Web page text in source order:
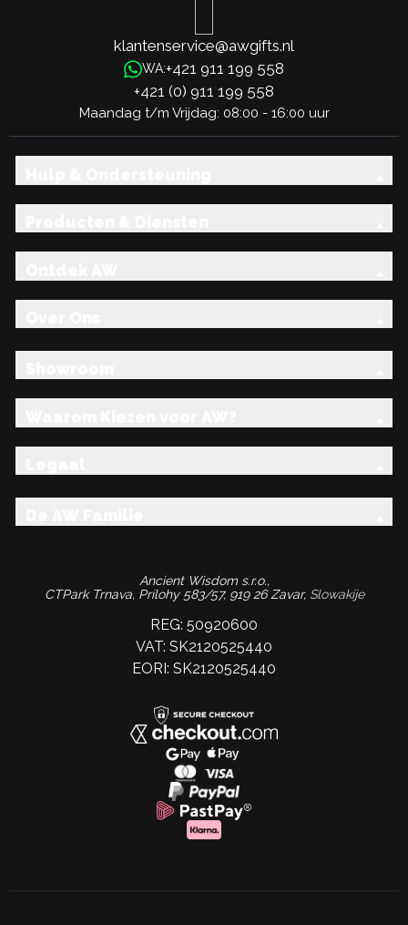
klantenservice@awgifts.nl
WA:+421 911 199 558
+421 (0) 911 199 558
Maandag t/m Vrijdag: 08:00 - 16:00 uur
Ancient Wisdom s.r.o.,
CTPark Trnava, Prílohy 583/57, 919 26 Zavar, Slowakije
REG: 50920600
VAT: SK2120525440
EORI: SK2120525440